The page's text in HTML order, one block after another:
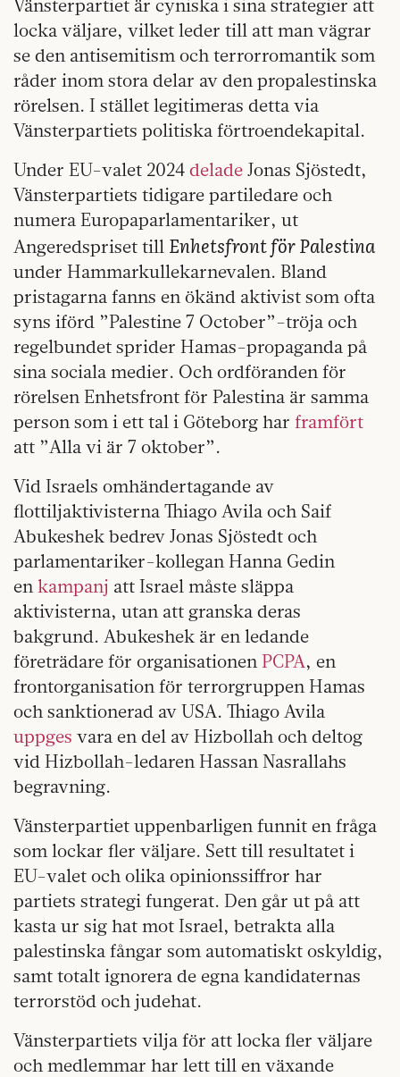
Vänsterpartiet är cyniska i sina strategier att
locka väljare, vilket leder till att man vägrar
se den antisemitism och terrorromantik som
råder inom stora delar av den propalestinska
rörelsen. I stället legitimeras detta via
Vänsterpartiets politiska förtroendekapital.
Under EU-valet 2024 delade Jonas Sjöstedt,
Vänsterpartiets tidigare partiledare och
numera Europaparlamentariker, ut
Angeredspriset till Enhetsfront för Palestina
under Hammarkullekarnevalen. Bland
pristagarna fanns en ökänd aktivist som ofta
syns iförd ”Palestine 7 October”-tröja och
regelbundet sprider Hamas-propaganda på
sina sociala medier. Och ordföranden för
rörelsen Enhetsfront för Palestina är samma
person som i ett tal i Göteborg har framfört
att ”Alla vi är 7 oktober”.
Vid Israels omhändertagande av
flottiljaktivisterna Thiago Avila och Saif
Abukeshek bedrev Jonas Sjöstedt och
parlamentariker-kollegan Hanna Gedin
en kampanj att Israel måste släppa
aktivisterna, utan att granska deras
bakgrund. Abukeshek är en ledande
företrädare för organisationen PCPA, en
frontorganisation för terrorgruppen Hamas
och sanktionerad av USA. Thiago Avila
uppges vara en del av Hizbollah och deltog
vid Hizbollah-ledaren Hassan Nasrallahs
begravning.
Vänsterpartiet uppenbarligen funnit en fråga
som lockar fler väljare. Sett till resultatet i
EU-valet och olika opinionssiffror har
partiets strategi fungerat. Den går ut på att
kasta ur sig hat mot Israel, betrakta alla
palestinska fångar som automatiskt oskyldig,
samt totalt ignorera de egna kandidaternas
terrorstöd och judehat.
Vänsterpartiets vilja för att locka fler väljare
och medlemmar har lett till en växande